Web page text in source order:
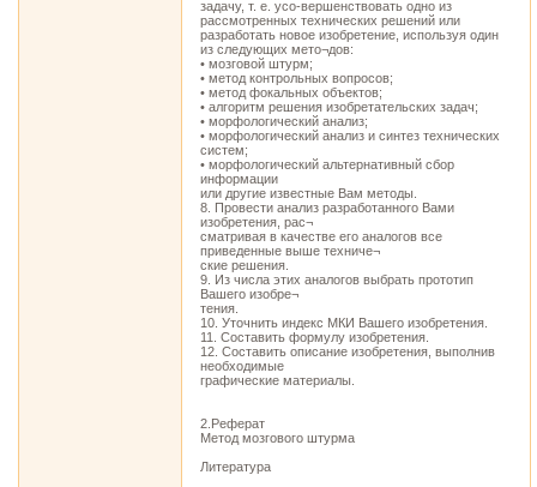
задачу, т. е. усо-вершенствовать одно из
рассмотренных технических решений или
разработать новое изобретение, используя один
из следующих мето¬дов:
• мозговой штурм;
• метод контрольных вопросов;
• метод фокальных объектов;
• алгоритм решения изобретательских задач;
• морфологический анализ;
• морфологический анализ и синтез технических
систем;
• морфологический альтернативный сбор
информации
или другие известные Вам методы.
8. Провести анализ разработанного Вами
изобретения, рас¬
сматривая в качестве его аналогов все
приведенные выше техниче¬
ские решения.
9. Из числа этих аналогов выбрать прототип
Вашего изобре¬
тения.
10. Уточнить индекс МКИ Вашего изобретения.
11. Составить формулу изобретения.
12. Составить описание изобретения, выполнив
необходимые
графические материалы.
2.Реферат
Метод мозгового штурма
Литература